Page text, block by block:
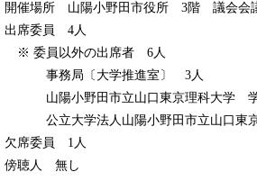
開催場所 山陽小野田市役所 3階 議会会
出席委員 4人
※ 委員以外の出席者 6人
事務局〔大学推進室〕 3人
山陽小野田市立山口東京理科大学
公立大学法人山陽小野田市立山口東
欠席委員 1人
傍聴人 無し